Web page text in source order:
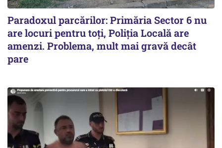
Paradoxul parcărilor: Primăria Sector 6 nu
are locuri pentru toți, Poliția Locală are
amenzi. Problema, mult mai gravă decât
pare